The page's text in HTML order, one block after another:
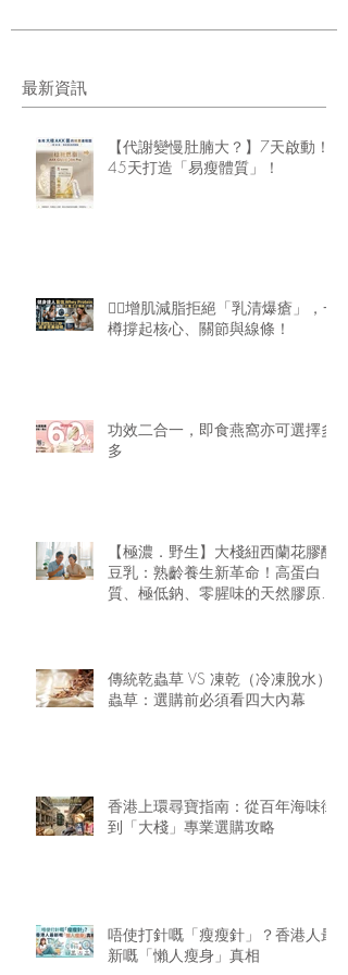
最新資訊
【代謝變慢肚腩大？】7天啟動！
45天打造「易瘦體質」！
🏋️‍♂️增肌減脂拒絕「乳清爆瘡」，一
樽撐起核心、關節與線條！
功效二合一，即食燕窩亦可選擇多
多
【極濃．野生】大棧紐西蘭花膠醇
豆乳：熟齡養生新革命！高蛋白
質、極低鈉、零腥味的天然膠原精
傳統乾蟲草 VS 凍乾（冷凍脫水）
蟲草：選購前必須看四大內幕
香港上環尋寶指南：從百年海味街
到「大棧」專業選購攻略
唔使打針嘅「瘦瘦針」？香港人最
新嘅「懶人瘦身」真相